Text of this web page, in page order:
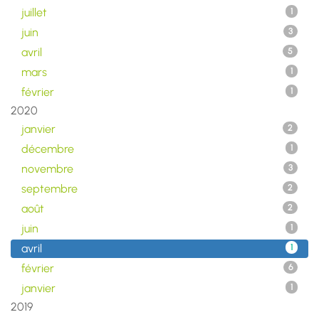
juillet 1
juin 3
avril 5
mars 1
février 1
2020
janvier
2
décembre 1
novembre 3
septembre 2
août 2
juin 1
avril 1
février 6
janvier 1
2019